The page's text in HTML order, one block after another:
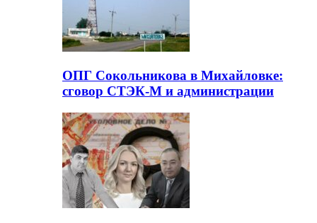
ОПГ Сокольникова в Михайловке:
сговор СТЭК-М и администрации